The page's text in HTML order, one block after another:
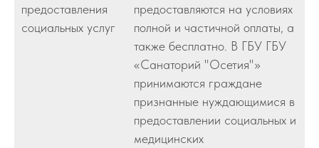
предоставления
социальных услуг
предоставляются на условиях
полной и частичной оплаты, а
также бесплатно. В ГБУ ГБУ
«Санаторий "Осетия"»
принимаются граждане
признанные нуждающимися в
предоставлении социальных и
медицинских